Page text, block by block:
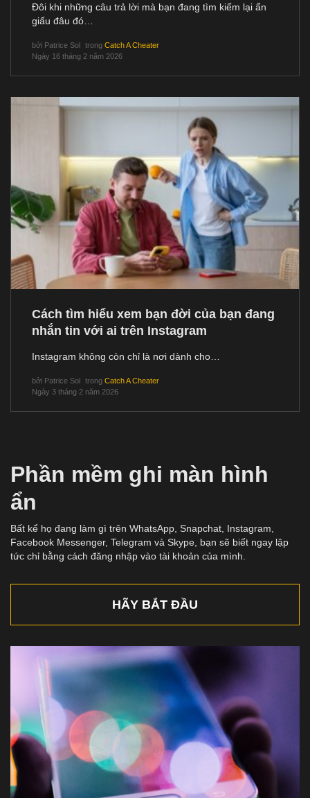
Đôi khi những câu trả lời mà bạn đang tìm kiếm lại ẩn
giấu đâu đó…
bởi Patrice Sol trong Catch A Cheater
Ngày 16 tháng 2 năm 2026
Cách tìm hiểu xem bạn đời của bạn đang
nhắn tin với ai trên Instagram
Instagram không còn chỉ là nơi dành cho…
bởi Patrice Sol trong Catch A Cheater
Ngày 3 tháng 2 năm 2026
Phần mềm ghi màn hình
ẩn
Bất kể họ đang làm gì trên WhatsApp, Snapchat, Instagram,
Facebook Messenger, Telegram và Skype, bạn sẽ biết ngay lập
tức chỉ bằng cách đăng nhập vào tài khoản của mình.
HÃY BẮT ĐẦU